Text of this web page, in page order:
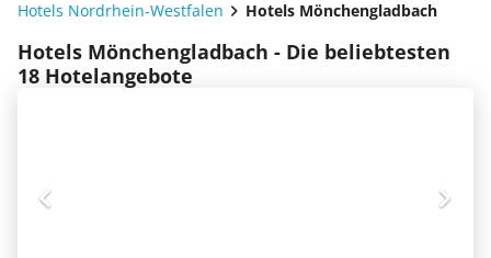
Hotels Nordrhein-Westfalen
Hotels Mönchengladbach
Hotels Mönchengladbach - Die beliebtesten
18 Hotelangebote